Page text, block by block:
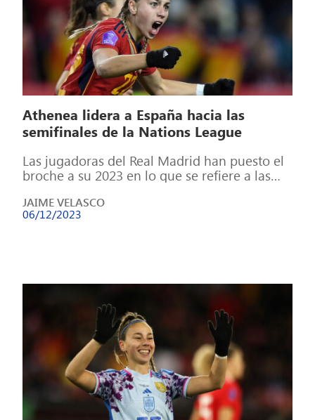
Athenea lidera a España hacia las
semifinales de la Nations League
Las jugadoras del Real Madrid han puesto el
broche a su 2023 en lo que se refiere a las
JAIME VELASCO
06/12/2023